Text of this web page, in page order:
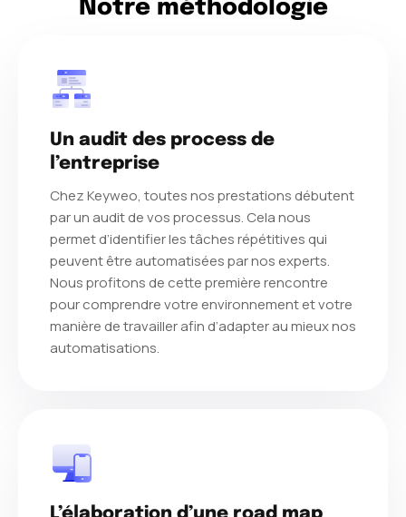
Notre méthodologie
Un audit des process de
l’entreprise
Chez Keyweo, toutes nos prestations débutent
par un audit de vos processus. Cela nous
permet d’identifier les tâches répétitives qui
peuvent être automatisées par nos experts.
Nous profitons de cette première rencontre
pour comprendre votre environnement et votre
manière de travailler afin d’adapter au mieux nos
automatisations.